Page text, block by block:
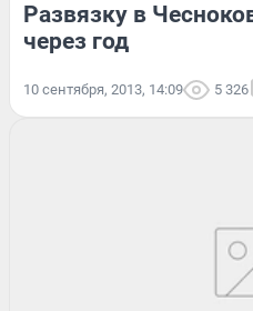
Развязку в
через год
10 сентября, 2013, 14:09 5 326